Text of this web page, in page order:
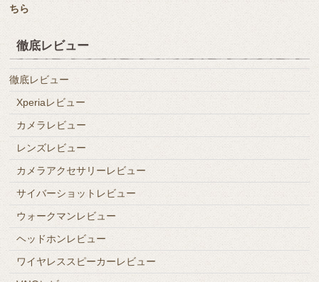
ちら
徹底レビュー
徹底レビュー
Xperiaレビュー
カメラレビュー
レンズレビュー
カメラアクセサリーレビュー
サイバーショットレビュー
ウォークマンレビュー
ヘッドホンレビュー
ワイヤレススピーカーレビュー